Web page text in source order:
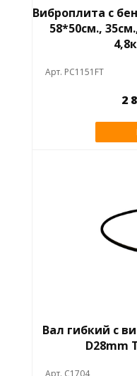
Виброплита с
58*50см.,
Арт. PC1151FT
2
Вал гибкий с
D28mm
Арт. C1704